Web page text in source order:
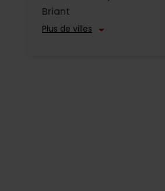
Briant
Plus de villes arrow_drop_down